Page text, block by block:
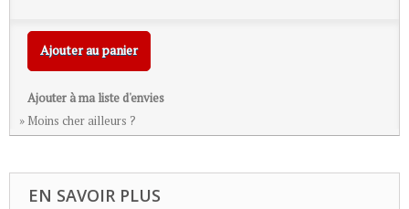
Ajouter au panier
Ajouter à ma liste d'envies
» Moins cher ailleurs ?
EN SAVOIR PLUS